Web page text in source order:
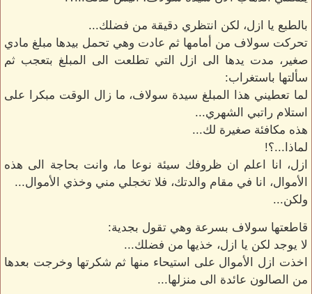
بالطبع يا ازل، لكن انتظري دقيقة من فضلك...
تحركت سولاف من أمامها ثم عادت وهي تحمل بيدها مبلغ مادي
صغير، مدت يدها الى ازل التي تطلعت الى المبلغ بتعجب ثم
سألتها باستغراب:
لما تعطيني هذا المبلغ سيدة سولاف، ما زال الوقت مبكرا على
استلام راتبي الشهري...
هذه مكافئة صغيرة لك...
لماذا...؟!
ازل، انا اعلم ان ظروفك سيئة نوعا ما، وانت بحاجة الى هذه
الأموال، انا في مقام والدتك، فلا تخجلي مني وخذي الأموال...
ولكن...
قاطعتها سولاف بسرعة وهي تقول بجدية:
لا يوجد لكن يا ازل، خذيها من فضلك...
اخذت ازل الأموال على استيحاء منها ثم شكرتها وخرجت بعدها
من الصالون عائدة الى منزلها...